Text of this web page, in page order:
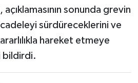
açıklamasının sonunda grevin
sürdüreceklerini ve
hareket etmeye
bildirdi.